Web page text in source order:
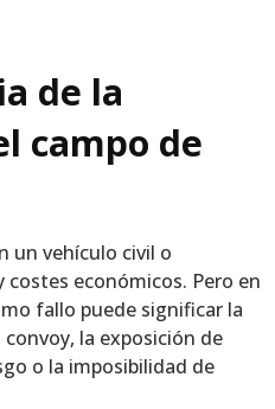
de la
campo de
un vehículo civil o
económicos. Pero en
fallo puede significar la
la exposición de
o la imposibilidad de